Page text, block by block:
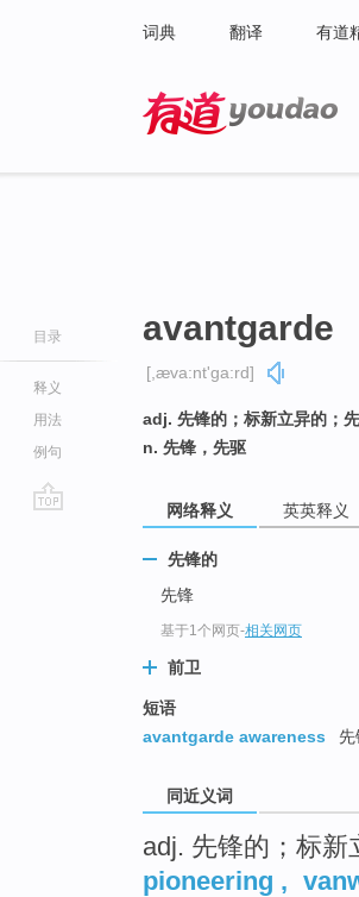
词典 翻译 有道
目录
释义
用法
例句
avantgarde
[,æva:nt'ga:rd]
adj. 先锋的；标新立异的；
n. 先锋，先驱
网络释义 英英释义
先锋的
先锋
基于1个网页-相关网页
前卫
短语
avantgarde awareness
同近义词
adj. 先锋的；标新
pioneering ,